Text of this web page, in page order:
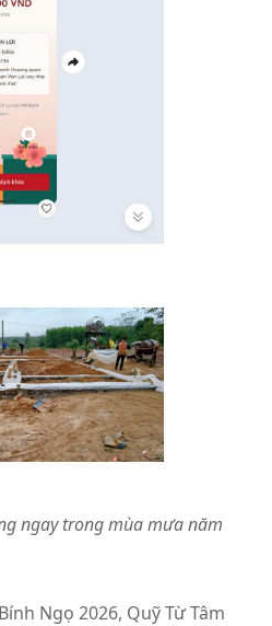
ngay trong mùa mưa năm
Ngọ 2026, Quỹ Từ Tâm